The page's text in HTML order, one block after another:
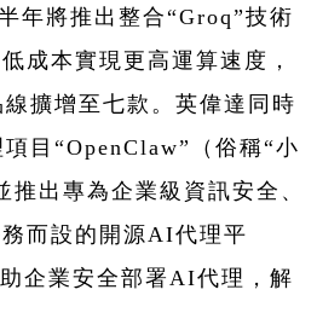
年將推出整合“Groq”技術
成本實現更高運算速度，
擴增至七款。英偉達同時
目“OpenClaw”（俗稱“小
推出專為企業級資訊安全、
而設的開源AI代理平
企業安全部署AI代理，解